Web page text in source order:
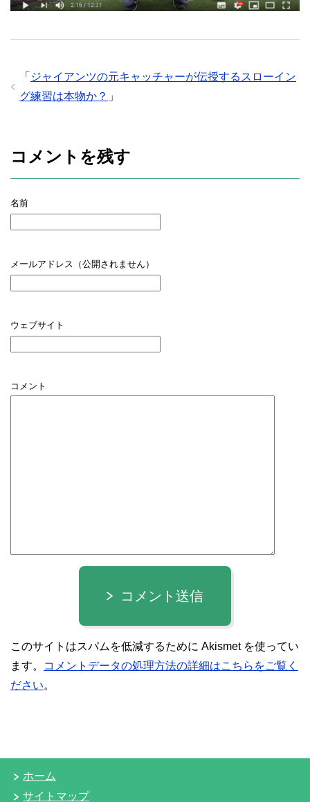
「 ジャイアンツの元キャッチャーが伝授するスローイン
グ練習は本物か？ 」
コメントを残す
名前
メールアドレス（公開されません）
ウェブサイト
コメント
コメント送信
このサイトはスパムを低減するために Akismet を使ってい
ます。
コメントデータの処理方法の詳細はこちらをご覧く
ださい。
ホーム
サイトマップ